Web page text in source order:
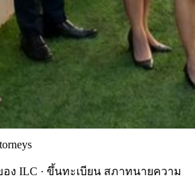
ง ILC · ขึ้นทะเบียน สภาทนายความ